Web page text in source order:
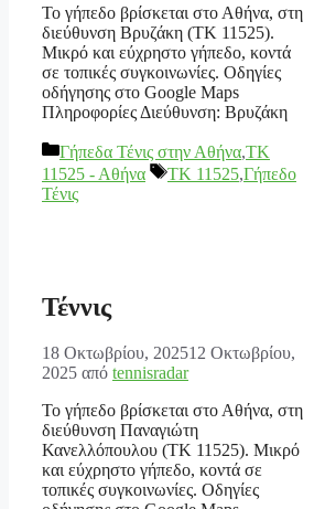
Το γήπεδο βρίσκεται στο Αθήνα, στη
διεύθυνση Βρυζάκη (ΤΚ 11525).
Μικρό και εύχρηστο γήπεδο, κοντά
σε τοπικές συγκοινωνίες. Οδηγίες
οδήγησης στο Google Maps
Πληροφορίες Διεύθυνση: Βρυζάκη
Κατηγορίες
Γήπεδα Τένις στην Αθήνα,ΤΚ
11525 - Αθήνα
Ετικέτες
TK 11525,Γήπεδο
Τένις
Τέννις
18 Οκτωβρίου, 202512 Οκτωβρίου,
2025 από tennisradar
Το γήπεδο βρίσκεται στο Αθήνα, στη
διεύθυνση Παναγιώτη
Κανελλόπουλου (ΤΚ 11525). Μικρό
και εύχρηστο γήπεδο, κοντά σε
τοπικές συγκοινωνίες. Οδηγίες